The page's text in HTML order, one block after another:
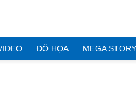
ĐỒ HỌA MEGA STORY